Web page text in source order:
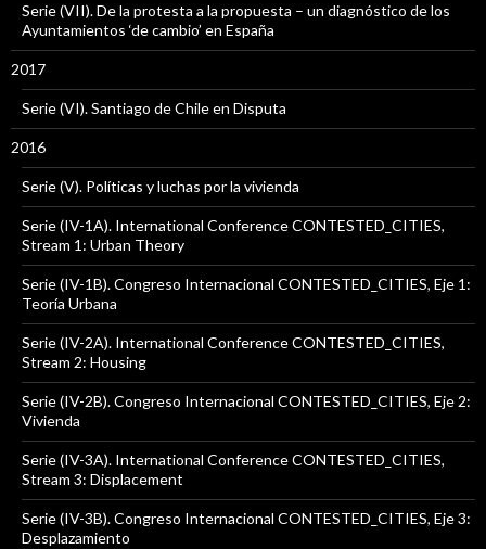
Serie (VII). De la protesta a la propuesta – un diagnóstico de los
Ayuntamientos ‘de cambio’ en España
2017
Serie (VI). Santiago de Chile en Disputa
2016
Serie (V). Políticas y luchas por la vivienda
Serie (IV-1A). International Conference CONTESTED_CITIES,
Stream 1: Urban Theory
Serie (IV-1B). Congreso Internacional CONTESTED_CITIES, Eje 1:
Teoría Urbana
Serie (IV-2A). International Conference CONTESTED_CITIES,
Stream 2: Housing
Serie (IV-2B). Congreso Internacional CONTESTED_CITIES, Eje 2:
Vivienda
Serie (IV-3A). International Conference CONTESTED_CITIES,
Stream 3: Displacement
Serie (IV-3B). Congreso Internacional CONTESTED_CITIES, Eje 3:
Desplazamiento